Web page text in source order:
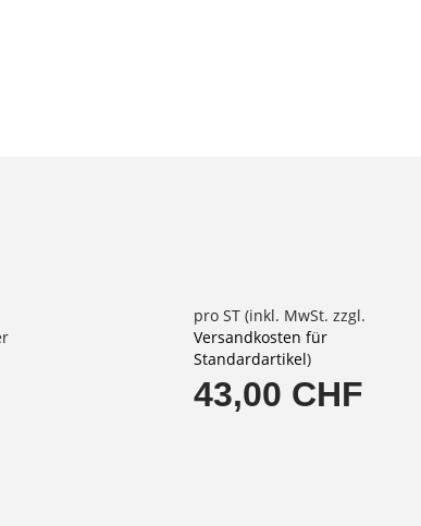
pro ST (inkl. MwSt. zzgl.
Versandkosten für
Standardartikel)
43,00 CHF